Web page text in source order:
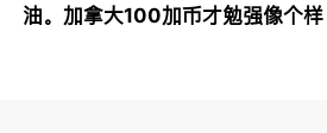
油。加拿大100加币才勉强像个样